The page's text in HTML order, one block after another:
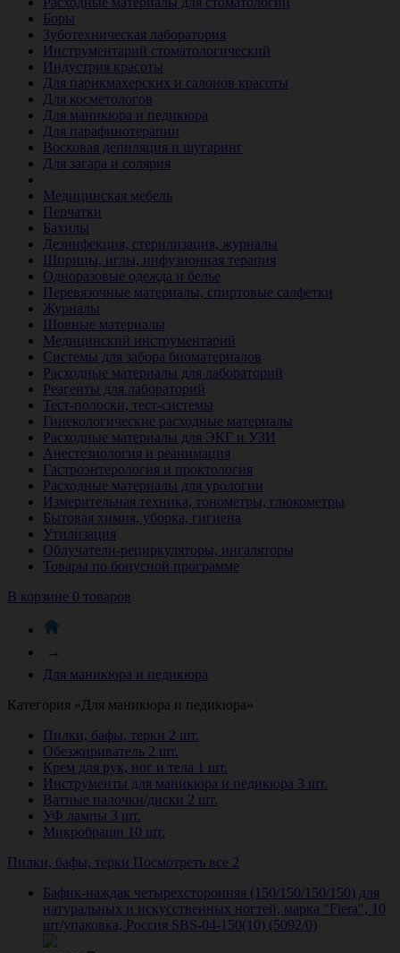
Боры
Зуботехническая лаборатория
Инструментарий стоматологический
Индустрия красоты
Для парикмахерских и салонов красоты
Для косметологов
Для маникюра и педикюра
Для парафинотерапии
Восковая депиляция и шугаринг
Для загара и солярия
Медицинская мебель
Перчатки
Бахилы
Дезинфекция, стерилизация, журналы
Шприцы, иглы, инфузионная терапия
Одноразовые одежда и белье
Перевязочные материалы, спиртовые салфетки
Журналы
Шовные материалы
Медицинский инструментарий
Системы для забора биоматериалов
Расходные материалы для лабораторий
Реагенты для лабораторий
Тест-полоски, тест-системы
Гинекологические расходные материалы
Расходные материалы для ЭКГ и УЗИ
Анестезиология и реанимация
Гастроэнтерология и проктология
Расходные материалы для урологии
Измерительная техника, тонометры, глюкометры
Бытовая химия, уборка, гигиена
Утилизация
Облучатели-рециркуляторы, ингаляторы
Товары по бонусной программе
В корзине 0 товаров
→
Для маникюра и педикюра
Категория «Для маникюра и педикюра»
Пилки, бафы, терки 2 шт.
Обезжириватель 2 шт.
Крем для рук, ног и тела 1 шт.
Инструменты для маникюра и педикюра 3 шт.
Ватные палочки/диски 2 шт.
УФ лампы 3 шт.
Микробраши 10 шт.
Пилки, бафы, терки Посмотреть все 2
Бафик-наждак четырехсторонняя (150/150/150/150) для
натуральных и искусственных ногтей, марка "Fiera", 10
шт/упаковка, Россия SBS-04-150(10) (5092/0)